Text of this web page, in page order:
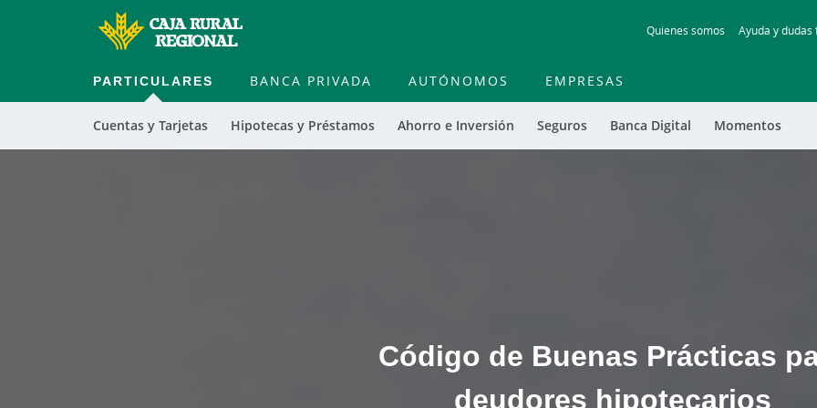
contentt
Quienes somos Ayuda y dudas
PARTICULARES
Cuentas y Tarjetas Hipotecas y Préstamos Ahorro e Inversión Seguros Banca Digital Momentos
BANCA PRIVADA AUTÓNOMOS EMPRESAS
Código de Buenas Prácticas
deudores hipotecarios